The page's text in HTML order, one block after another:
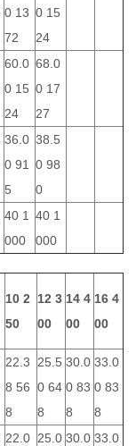
0 13
72
0 15
24
60.0
0 15
24
68.0
0 17
27
36.0
0 91
5
38.5
0 98
0
40 1
000
40 1
000
10 2
50
12 3
00
14 4
00
16 4
00
22.3
8 56
8
25.5
0 64
8
30.0
0 83
8
33.0
0 83
8
22.0 25.0 30.0 33.0